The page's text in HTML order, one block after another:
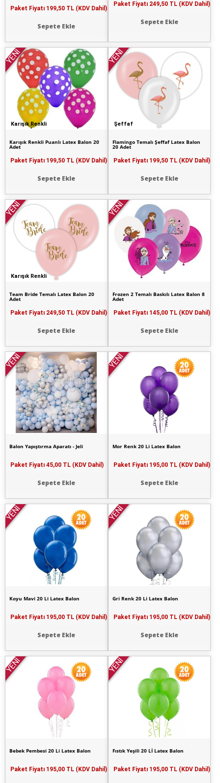
Paket Fiyatı 199,50 TL (KDV Dahil)
Sepete Ekle
Paket Fiyatı 249,50 TL (KDV Dahil)
Sepete Ekle
Karışık Renkli
YENİ
Karışık Renkli Puanlı Latex Balon 20
Adet
Paket Fiyatı 199,50 TL (KDV Dahil)
Sepete Ekle
Şeffaf
YENİ
Flamingo Temalı Şeffaf Latex Balon
20 Adet
Paket Fiyatı 199,50 TL (KDV Dahil)
Sepete Ekle
Karışık Renkli
YENİ
Team Bride Temalı Latex Balon 20
Adet
Paket Fiyatı 249,50 TL (KDV Dahil)
Sepete Ekle
YENİ
Frozen 2 Temalı Baskılı Latex Balon 8
Adet
Paket Fiyatı 145,00 TL (KDV Dahil)
Sepete Ekle
YENİ
Balon Yapıştırma Aparatı - Jeli
Paket Fiyatı 45,00 TL (KDV Dahil)
Sepete Ekle
YENİ
Mor Renk 20 Li Latex Balon
Paket Fiyatı 195,00 TL (KDV Dahil)
Sepete Ekle
YENİ
Koyu Mavi 20 Li Latex Balon
Paket Fiyatı 195,00 TL (KDV Dahil)
Sepete Ekle
YENİ
Gri Renk 20 Li Latex Balon
Paket Fiyatı 195,00 TL (KDV Dahil)
Sepete Ekle
YENİ
Bebek Pembesi 20 Li Latex Balon
Paket Fiyatı 195,00 TL (KDV Dahil)
YENİ
Fıstık Yeşili 20 Lİ Latex Balon
Paket Fiyatı 195,00 TL (KDV Dahil)